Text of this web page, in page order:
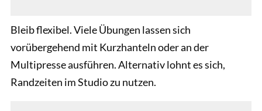
Bleib flexibel. Viele Übungen lassen sich
vorübergehend mit Kurzhanteln oder an der
Multipresse ausführen. Alternativ lohnt es sich,
Randzeiten im Studio zu nutzen.